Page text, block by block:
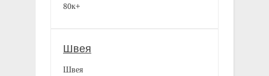
80к+
Швея
Швея